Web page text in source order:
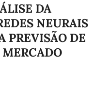
DA
NEURAIS
PREVISÃO DE